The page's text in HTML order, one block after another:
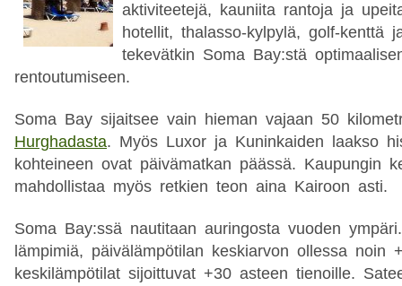
aktiviteetejä, kauniita rantoja ja
hotellit, thalasso-kylpylä, golf-kenttä
tekevätkin Soma Bay:stä
rentoutumiseen.
Soma Bay sijaitsee vain hieman vajaan 50
Hurghadasta. Myös Luxor ja Kuninkaiden laakso
kohteineen ovat päivämatkan päässä. Kaupungin
mahdollistaa myös retkien teon aina Kairoon asti.
Soma Bay:ssä nautitaan auringosta vuoden
lämpimiä, päivälämpötilan keskiarvon ollessa noin
keskilämpötilat sijoittuvat +30 asteen tienoille.